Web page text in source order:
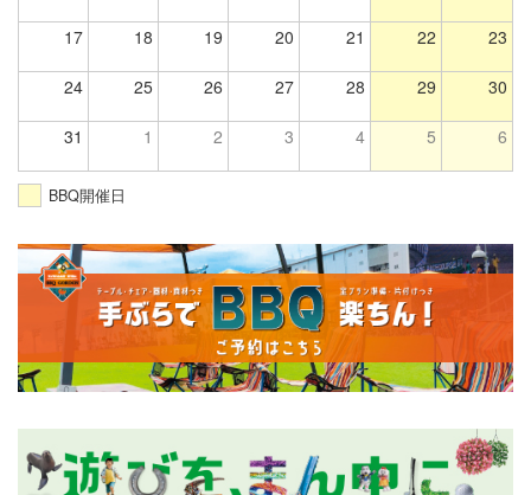
17 18 19 20 21 22 23
24 25 26 27 28 29 30
31 1 2 3 4 5 6
BBQ開催日